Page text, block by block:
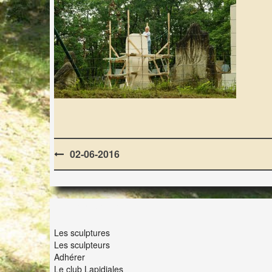
Post
navigation
02-06-2016
Les sculptures
Les sculpteurs
Adhérer
Le club Lapidiales